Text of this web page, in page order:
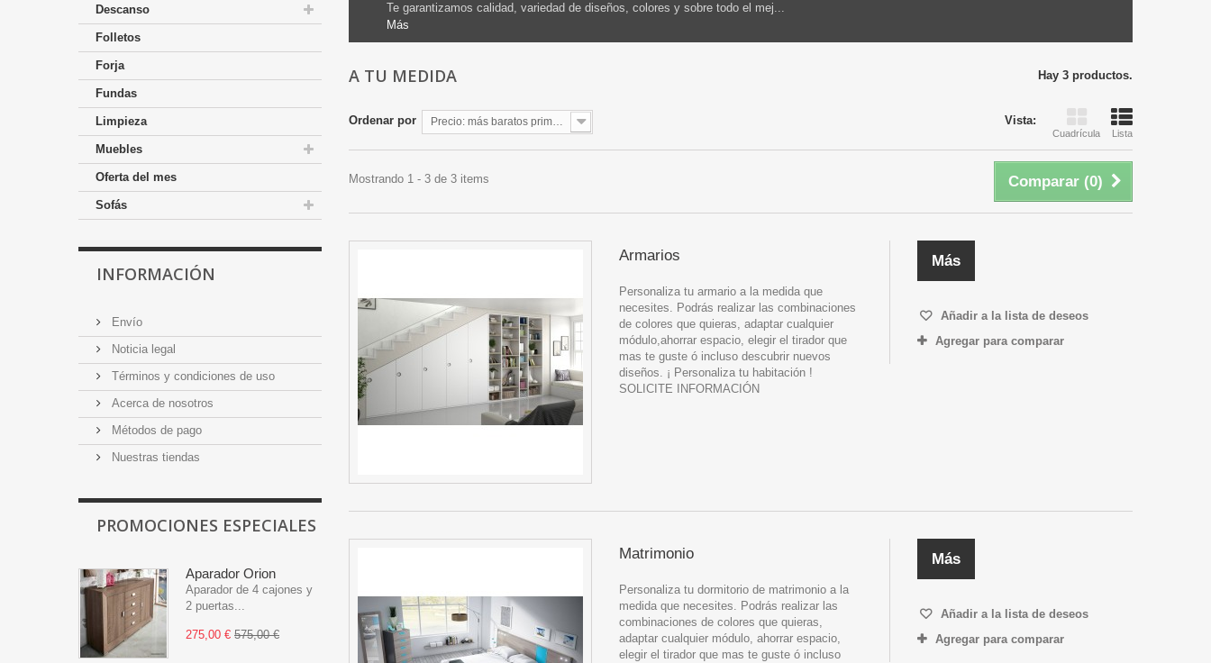
Descanso
Folletos
Forja
Fundas
Limpieza
Muebles
Oferta del mes
Sofás
INFORMACIÓN
Envío
Noticia legal
Términos y condiciones de uso
Acerca de nosotros
Métodos de pago
Nuestras tiendas
PROMOCIONES ESPECIALES
Aparador Orion
Aparador de 4 cajones y
2 puertas...
275,00 € 575,00 €
Te garantizamos calidad, variedad de diseños, colores y sobre todo el mej...
Más
A TU MEDIDA Hay 3 productos.
Vista:
Cuadrícula Lista
Ordenar por Precio: más baratos primero
Comparar (0)
Mostrando 1 - 3 de 3 items
Armarios
Personaliza tu armario a la medida que
necesites. Podrás realizar las combinaciones
de colores que quieras, adaptar cualquier
módulo,ahorrar espacio, elegir el tirador que
mas te guste ó incluso descubrir nuevos
diseños. ¡ Personaliza tu habitación !
SOLICITE INFORMACIÓN
Más
Añadir a la lista de deseos
Agregar para comparar
Matrimonio
Personaliza tu dormitorio de matrimonio a la
medida que necesites. Podrás realizar las
combinaciones de colores que quieras,
adaptar cualquier módulo, ahorrar espacio,
elegir el tirador que mas te guste ó incluso
Más
Añadir a la lista de deseos
Agregar para comparar